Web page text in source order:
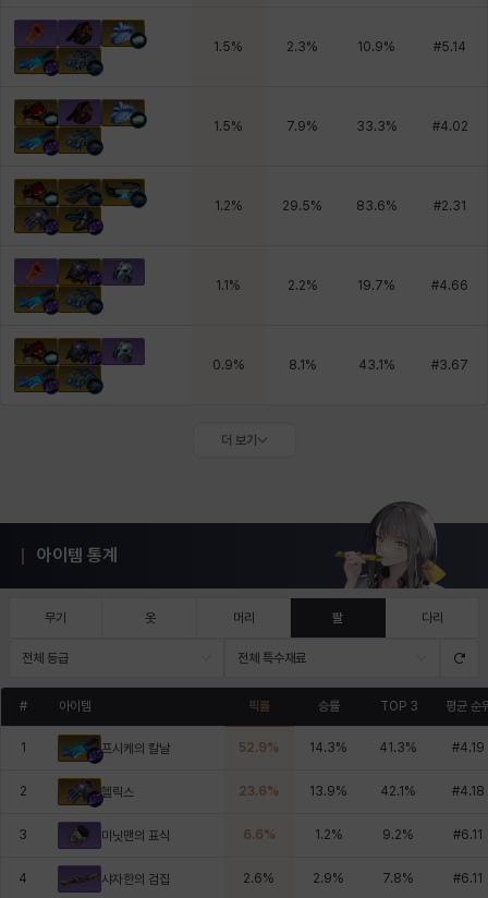
1.5% 2.3% 10.9% #5.14
1.5% 7.9% 33.3% #4.02
1.2% 29.5% 83.6% #2.31
1.1 % 2.2% 19.7% #4.66
0.9% 8.1 % 43.1 % #3.67
더 보기
아이템 통계
무기 옷 머리 팔 다리
전체 등급 전체 특수재료
# 아이템 픽률 승률 TOP 3 평균 순
1 프시케의 칼날 52.9% 14.3% 41.3% #4.19
2 헬릭스 23.6% 13.9% 42.1 % #4.18
3 미닛맨의 표식 6.6% 1.2% 9.2% #6.11
4 샤자한의 검집 2.6% 2.9% 7.8% #6.11